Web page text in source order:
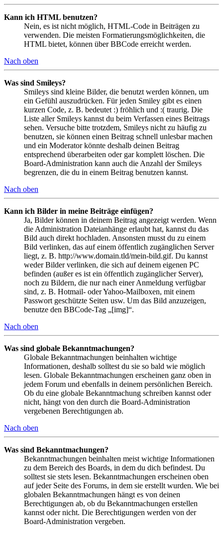
Kann ich HTML benutzen?
Nein, es ist nicht möglich, HTML-Code in Beiträgen zu
verwenden. Die meisten Formatierungsmöglichkeiten, die
HTML bietet, können über BBCode erreicht werden.
Nach oben
Was sind Smileys?
Smileys sind kleine Bilder, die benutzt werden können, um
ein Gefühl auszudrücken. Für jeden Smiley gibt es einen
kurzen Code, z. B. bedeutet :) fröhlich und :( traurig. Die
Liste aller Smileys kannst du beim Verfassen eines Beitrags
sehen. Versuche bitte trotzdem, Smileys nicht zu häufig zu
benutzen, sie können einen Beitrag schnell unlesbar machen
und ein Moderator könnte deshalb deinen Beitrag
entsprechend überarbeiten oder gar komplett löschen. Die
Board-Administration kann auch die Anzahl der Smileys
begrenzen, die du in einem Beitrag benutzen kannst.
Nach oben
Kann ich Bilder in meine Beiträge einfügen?
Ja, Bilder können in deinem Beitrag angezeigt werden. Wenn
die Administration Dateianhänge erlaubt hat, kannst du das
Bild auch direkt hochladen. Ansonsten musst du zu einem
Bild verlinken, das auf einem öffentlich zugänglichen Server
liegt, z. B. http://www.domain.tld/mein-bild.gif. Du kannst
weder Bilder verlinken, die sich auf deinem eigenen PC
befinden (außer es ist ein öffentlich zugänglicher Server),
noch zu Bildern, die nur nach einer Anmeldung verfügbar
sind, z. B. Hotmail- oder Yahoo-Mailboxen, mit einem
Passwort geschützte Seiten usw. Um das Bild anzuzeigen,
benutze den BBCode-Tag „[img]“.
Nach oben
Was sind globale Bekanntmachungen?
Globale Bekanntmachungen beinhalten wichtige
Informationen, deshalb solltest du sie so bald wie möglich
lesen. Globale Bekanntmachungen erscheinen ganz oben in
jedem Forum und ebenfalls in deinem persönlichen Bereich.
Ob du eine globale Bekanntmachung schreiben kannst oder
nicht, hängt von den durch die Board-Administration
vergebenen Berechtigungen ab.
Nach oben
Was sind Bekanntmachungen?
Bekanntmachungen beinhalten meist wichtige Informationen
zu dem Bereich des Boards, in dem du dich befindest. Du
solltest sie stets lesen. Bekanntmachungen erscheinen oben
auf jeder Seite des Forums, in dem sie erstellt wurden. Wie bei
globalen Bekanntmachungen hängt es von deinen
Berechtigungen ab, ob du Bekanntmachungen erstellen
kannst oder nicht. Die Berechtigungen werden von der
Board-Administration vergeben.